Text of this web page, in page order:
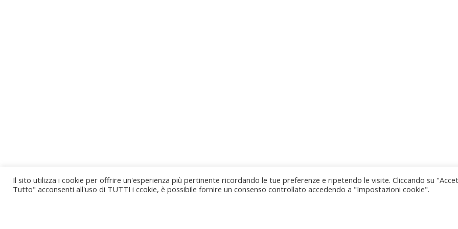
© 2026 . Created for free using WordPress andColibri
Il sito utilizza i cookie per offrire un'esperienza più pertinente ricordando le tue preferenze e ripetendo le visite. Cliccando su
Tutto" acconsenti all'uso di TUTTI i ccokie, è possibile fornire un consenso controllato accedendo a "Impostazioni cookie".